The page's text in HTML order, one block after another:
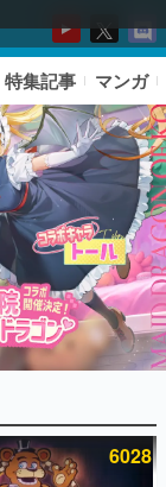
特集記事 マンガ
6028